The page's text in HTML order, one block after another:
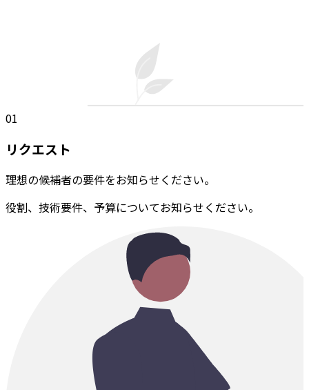
01
リクエスト
理想の候補者の要件をお知らせください。
役割、技術要件、予算についてお知らせください。